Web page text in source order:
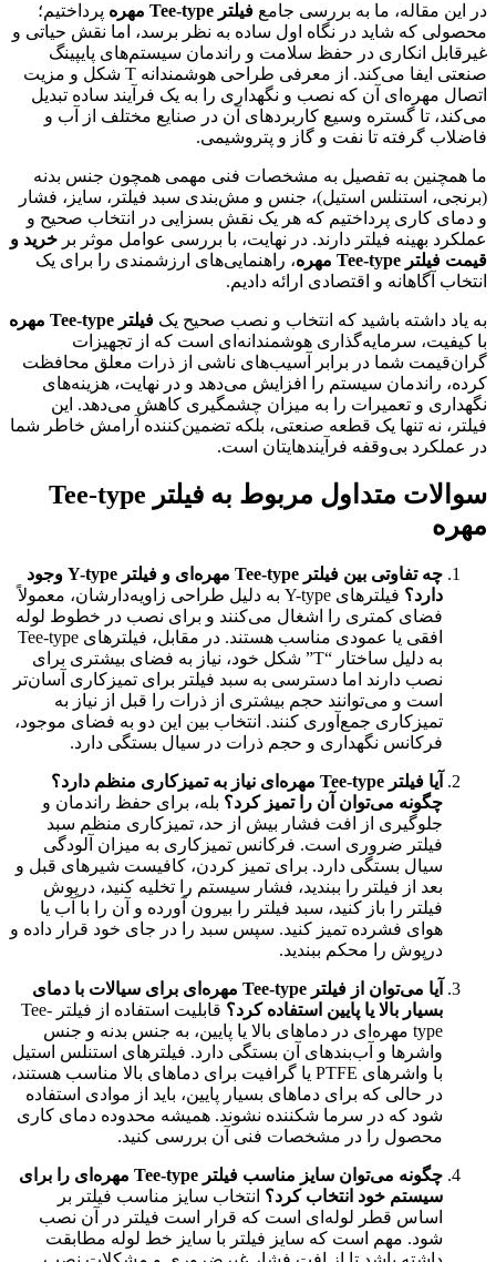
در این مقاله، ما به بررسی جامع فیلتر Tee-type مهره
پرداختیم؛
محصولی که شاید در نگاه اول ساده به نظر برسد، اما نقش حیاتی و
غیرقابل انکاری در حفظ سلامت و راندمان سیستم‌های پایپینگ
صنعتی ایفا می‌کند. از معرفی طراحی هوشمندانه T شکل و مزیت
اتصال مهره‌ای آن که نصب و نگهداری را به یک فرآیند ساده تبدیل
می‌کند، تا گستره وسیع کاربردهای آن در صنایع مختلف از آب و
فاضلاب گرفته تا نفت و گاز و پتروشیمی.
ما همچنین به تفصیل به مشخصات فنی مهمی همچون جنس بدنه
(برنجی، استنلس استیل)، جنس و مش‌بندی سبد فیلتر، سایز، فشار
و دمای کاری پرداختیم که هر یک نقش بسزایی در انتخاب صحیح و
عملکرد بهینه فیلتر دارند. در نهایت، با بررسی عوامل موثر بر خرید و
قیمت فیلتر Tee-type مهره
، راهنمایی‌های ارزشمندی را برای یک
انتخاب آگاهانه و اقتصادی ارائه دادیم.
به یاد داشته باشید که انتخاب و نصب صحیح یک فیلتر Tee-type مهره
با کیفیت، سرمایه‌گذاری هوشمندانه‌ای است که از تجهیزات
گران‌قیمت شما در برابر آسیب‌های ناشی از ذرات معلق محافظت
کرده، راندمان سیستم را افزایش می‌دهد و در نهایت، هزینه‌های
نگهداری و تعمیرات را به میزان چشمگیری کاهش می‌دهد. این
فیلتر، نه تنها یک قطعه صنعتی، بلکه تضمین‌کننده آرامش خاطر شما
در عملکرد بی‌وقفه فرآیندهایتان است.
سوالات متداول مربوط به فیلتر Tee-type
مهره
چه تفاوتی بین فیلتر Tee-type مهره‌ای و فیلتر Y-type وجود
دارد؟
فیلترهای Y-type به دلیل طراحی زاویه‌دارشان، معمولاً
فضای کمتری را اشغال می‌کنند و برای نصب در خطوط لوله
افقی یا عمودی مناسب هستند. در مقابل، فیلترهای Tee-type
به دلیل ساختار “T” شکل خود، نیاز به فضای بیشتری برای
نصب دارند اما دسترسی به سبد فیلتر برای تمیزکاری آسان‌تر
است و می‌توانند حجم بیشتری از ذرات را قبل از نیاز به
تمیزکاری جمع‌آوری کنند. انتخاب بین این دو به فضای موجود،
فرکانس نگهداری و حجم ذرات در سیال بستگی دارد.
آیا فیلتر Tee-type مهره‌ای نیاز به تمیزکاری منظم دارد؟
چگونه می‌توان آن را تمیز کرد؟ بله، برای حفظ راندمان و
جلوگیری از افت فشار بیش از حد، تمیزکاری منظم سبد
فیلتر ضروری است. فرکانس تمیزکاری به میزان آلودگی
سیال بستگی دارد. برای تمیز کردن، کافیست شیرهای قبل و
بعد از فیلتر را ببندید، فشار سیستم را تخلیه کنید، درپوش
فیلتر را باز کنید، سبد فیلتر را بیرون آورده و آن را با آب یا
هوای فشرده تمیز کنید. سپس سبد را در جای خود قرار داده و
درپوش را محکم ببندید.
آیا می‌توان از فیلتر Tee-type مهره‌ای برای سیالات با دمای
بسیار بالا یا پایین استفاده کرد؟
قابلیت استفاده از فیلتر Tee-
type مهره‌ای در دماهای بالا یا پایین، به جنس بدنه و جنس
واشرها و آب‌بندهای آن بستگی دارد. فیلترهای استنلس استیل
با واشرهای PTFE یا گرافیت برای دماهای بالا مناسب هستند،
در حالی که برای دماهای بسیار پایین، باید از موادی استفاده
شود که در سرما شکننده نشوند. همیشه محدوده دمای کاری
محصول را در مشخصات فنی آن بررسی کنید.
چگونه می‌توان سایز مناسب فیلتر Tee-type مهره‌ای را برای
سیستم خود انتخاب کرد؟ انتخاب سایز مناسب فیلتر بر
اساس قطر لوله‌ای است که قرار است فیلتر در آن نصب
شود. مهم است که سایز فیلتر با سایز خط لوله مطابقت